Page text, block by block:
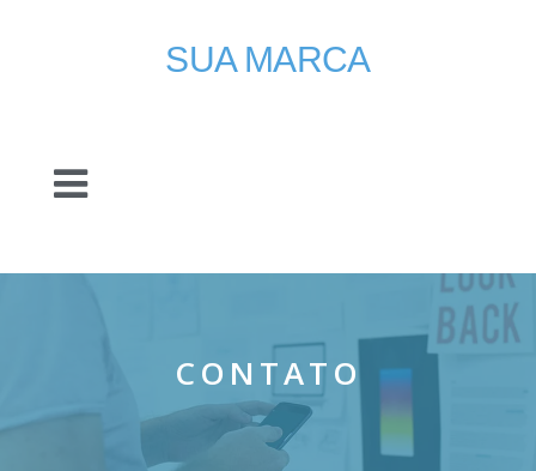
SUA MARCA
CONTATO